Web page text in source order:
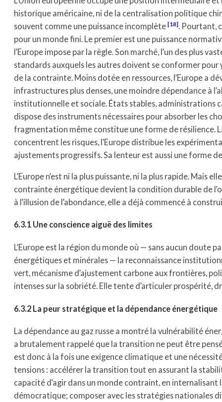
historique américaine, ni de la centralisation politique
souvent comme une puissance incomplète
18 . Pourtant,
pour un monde fini. Le premier est une puissance
l’Europe impose par la règle. Son marché, l’un des plus
standards auxquels les autres doivent se conformer
de la contrainte. Moins dotée en ressources, l’Europe a
infrastructures plus denses, une moindre dépendance à
institutionnelle et sociale. États stables, administrations
dispose des instruments nécessaires pour absorber les
fragmentation même constitue une forme de résilience.
concentrent les risques, l’Europe distribue les
ajustements progressifs. Sa lenteur est aussi une forme
L’Europe n’est ni la plus puissante, ni la plus rapide. Mais
contrainte énergétique devient la condition durable de
à l’illusion de l’abondance, elle a déjà commencé à
6.3.1 Une conscience aiguë des limites
L’Europe est la région du monde où — sans aucun doute
énergétiques et minérales — la reconnaissance
vert, mécanisme d’ajustement carbone aux frontières,
intenses sur la sobriété. Elle tente d’articuler prospérité,
6.3.2 La peur stratégique et la dépendance énergétique
La dépendance au gaz russe a montré la vulnérabilité
a brutalement rappelé que la transition ne peut être
est donc à la fois une exigence climatique et une
tensions : accélérer la transition tout en assurant la
capacité d’agir dans un monde contraint, en internalisant
démocratique; composer avec les stratégies nationales